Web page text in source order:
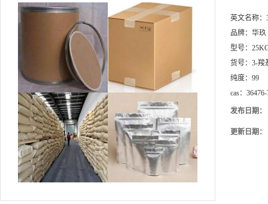
英文名称：
品牌： 华玖
型号：
货号： 3-羧
纯度： 99
cas：
发布日期：
更新日期：